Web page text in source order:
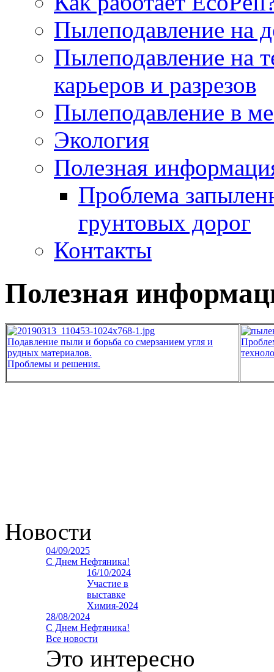
Пылеподавление на
Пылеподавление на
карьеров и разрезов
Пылеподавление в
Экология
Полезная
Проблема
грунтовых дорог
Контакты
Полезная
Подавление пыли и борьба со смерзанием угля и
рудных материалов.
Проблемы и решения.
Новости
04/09/2025
С Днем Нефтяника!
16/10/2024
Участие в
выставке
Химия-2024
28/08/2024
С Днем Нефтяника!
Все новости
Это интересно